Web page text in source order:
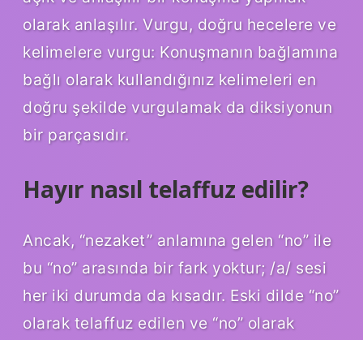
olarak anlaşılır. Vurgu, doğru hecelere ve
kelimelere vurgu: Konuşmanın bağlamına
bağlı olarak kullandığınız kelimeleri en
doğru şekilde vurgulamak da diksiyonun
bir parçasıdır.
Hayır nasıl telaffuz edilir?
Ancak, “nezaket” anlamına gelen “no” ile
bu “no” arasında bir fark yoktur; /a/ sesi
her iki durumda da kısadır. Eski dilde “no”
olarak telaffuz edilen ve “no” olarak